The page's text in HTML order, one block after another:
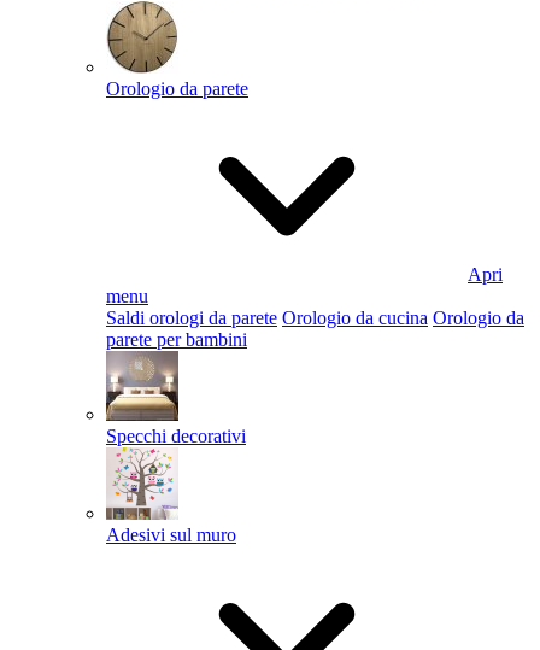
Orologio da parete
Apri
menu
Saldi orologi da parete Orologio da cucina Orologio da
parete per bambini
Specchi decorativi
Adesivi sul muro